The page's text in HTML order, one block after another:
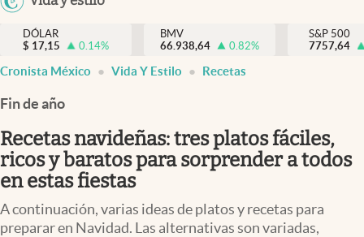
México
Dólar y mercados
Pc y celular
Vida y estilo
Tv
DÓLAR
$ 17,15 0.14%
BMV
66.938,64
0.82%
S&P 500
7757,64
Cronista México Vida Y Estilo Recetas
Fin de año
Recetas navideñas: tres platos fáciles,
ricos y baratos para sorprender a todos
en estas fiestas
A continuación, varias ideas de platos y recetas para
preparar en Navidad. Las alternativas son variadas,